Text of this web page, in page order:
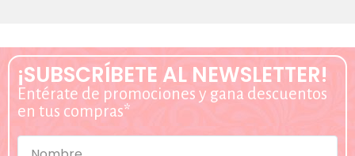
¡SUBSCRÍBETE AL NEWSLETTER!
Entérate de promociones y gana descuentos
en tus compras*